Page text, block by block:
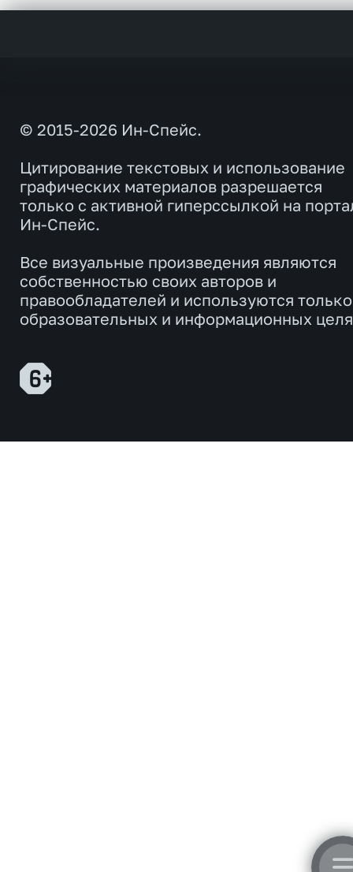
© 2015-2026 Ин-Спейс.
Цитирование текстовых и использование
графических материалов разрешается
только с активной гиперссылкой на
Ин-Спейс.
Все визуальные произведения являются
собственностью своих авторов и
правообладателей и используются
образовательных и информационных